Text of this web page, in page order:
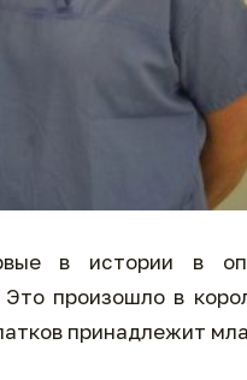
в истории в
произошло в
принадлежит